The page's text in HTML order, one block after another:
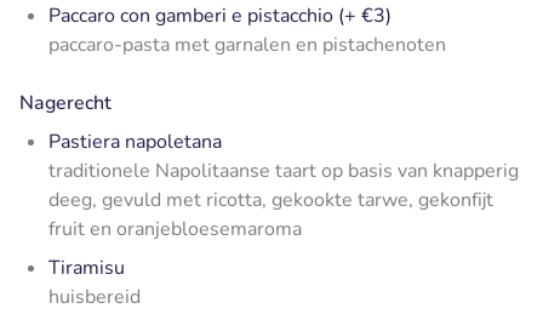
Paccaro con gamberi e pistacchio (+ €3)
paccaro-pasta met garnalen en pistachenoten
Nagerecht
Pastiera napoletana
traditionele Napolitaanse taart op basis van knapperig
deeg, gevuld met ricotta, gekookte tarwe, gekonfijt
fruit en oranjebloesemaroma
Tiramisu
huisbereid